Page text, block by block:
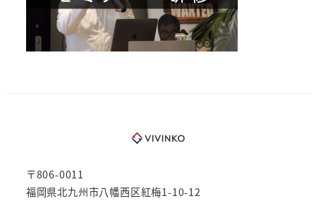
〒806-0011
福岡県北九州市八幡西区紅梅1-10-12